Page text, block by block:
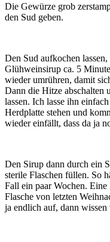
Die Gewürze grob
den Sud geben.
Den Sud aufkochen
Glühweinsirup ca. 5
wieder umrühren, damit
Dann die Hitze abschalten
lassen. Ich lasse ihn
Herdplatte stehen und
wieder einfällt, dass da ja
Den Sirup dann durch ein
sterile Flaschen füllen. So
Fall ein paar Wochen.
Flasche von letzten
ja endlich auf, dann